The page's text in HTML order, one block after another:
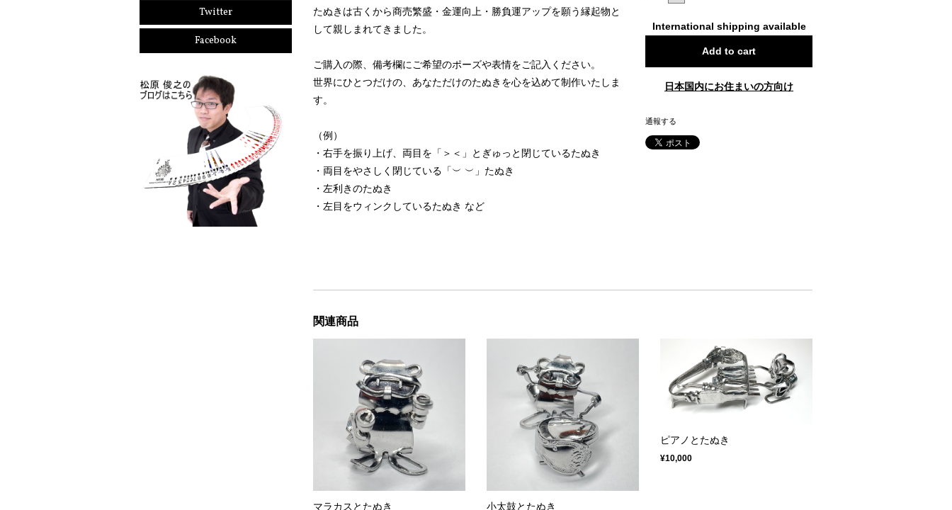
たぬきは古くから商売繁盛・金運向上・勝負運アップを願う縁起物と
して親しまれてきました。
ご購入の際、備考欄にご希望のポーズや表情をご記入ください。
世界にひとつだけの、あなただけのたぬきを心を込めて制作いたしま
す。
（例）
・右手を振り上げ、両目を「＞＜」とぎゅっと閉じているたぬき
・両目をやさしく閉じている「︶ ︶」たぬき
・左利きのたぬき
・左目をウィンクしているたぬき など
International shipping available
Add to cart
日本国内にお住まいの方向け
通報する
関連商品
マラカスとたぬき 小太鼓とたぬき
ピアノとたぬき
¥10,000
Twitter
Facebook